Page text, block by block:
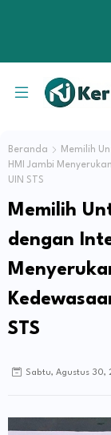
Beranda
Memilih
HMI Jambi
UIN STS
Memilih
dengan
STS
Sabtu, Agustus 30,